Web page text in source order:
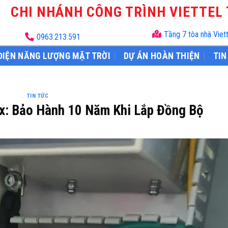
CHI NHÁNH CÔNG TRÌNH VIETTEL
0963.213.591 Tầng 7 tòa nhà
NĂNG LƯỢNG MẶT TRỜI DỰ ÁN HOÀN THIỆN
TIN TỨC
Bảo Hành 10 Năm Khi Lắp Đồng Bộ